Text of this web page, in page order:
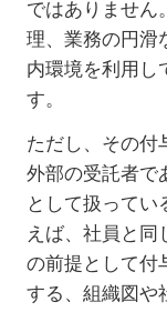
ではありません
理、業務の円滑
内環境を利用し
す。
ただし、その付
外部の受託者で
として扱ってい
えば、社員と同
の前提として付
する、組織図や